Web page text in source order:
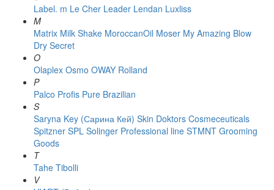
Label. m Le Cher Leader Lendan Luxliss
M
Matrix Milk Shake MoroccanOil Moser My Amazing Blow
Dry Secret
O
Olaplex Osmo OWAY Rolland
P
Palco Profis Pure Brazilian
S
Saryna Key (Сарина Кей) Skin Doktors Cosmeceuticals
Spitzner SPL Solinger Professional line STMNT Grooming
Goods
T
Tahe Tibolli
V